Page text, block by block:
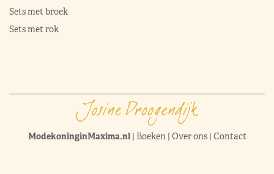
Sets met broek
Sets met rok
ModekoninginMaxima.nl| Boeken| Over ons| Contact